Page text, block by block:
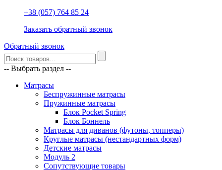
+38 (057) 764 85 24
Заказать обратный звонок
Обратный звонок
-- Выбрать раздел --
Матрасы
Беспружинные матрасы
Пружинные матрасы
Блок Pocket Spring
Блок Боннель
Матрасы для диванов (футоны, топперы)
Круглые матрасы (нестандартных форм)
Детские матрасы
Модуль 2
Сопутствующие товары